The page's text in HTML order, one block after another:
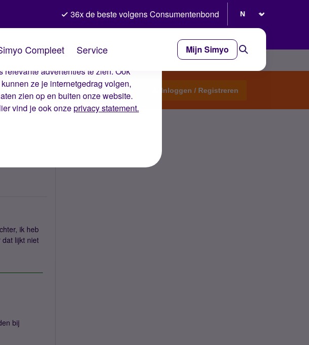
wij ervoor dat je ervaring op de
advertenties te zien. Ook
ze je internetgedrag volgen,
zien op en buiten onze website.
vind je ook onzeprivacy statement.
36x de beste volgens Consumentenbond
Compleet Service Mijn Simyo
Start een topic Inloggen / Registreren
ik heb
lijkt niet
bij